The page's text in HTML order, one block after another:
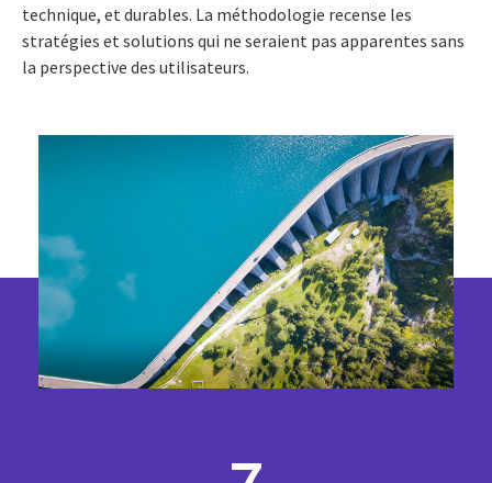
technique, et durables. La méthodologie recense les
stratégies et solutions qui ne seraient pas apparentes sans
la perspective des utilisateurs.